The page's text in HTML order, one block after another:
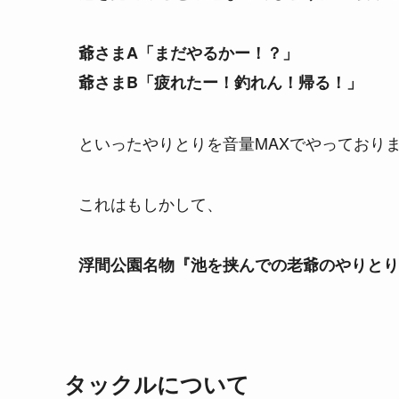
爺さまA「まだやるかー！？」
爺さまB「疲れたー！釣れん！帰る！」
といったやりとりを音量MAXでやっておりま
これはもしかして、
浮間公園名物『池を挟んでの老爺のやりと
タックルについて